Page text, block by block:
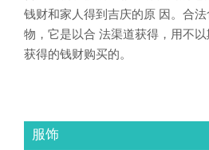
钱财和家人得到吉庆的原 因。合
物，它是以合 法渠道获得，用不
获得的钱财购买的。
服饰